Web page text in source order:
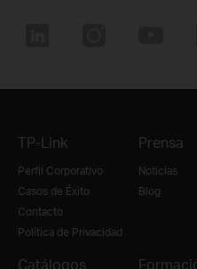
TP-Link
Perfil Corporativo
Casos de Éxito
Contacto
Política de Privacidad
Prensa
Noticias
Blog
Catálogos